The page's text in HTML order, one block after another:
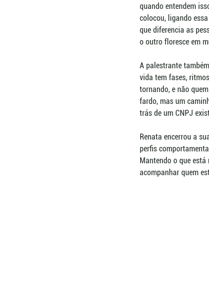
quando entendem
colocou, ligando
que diferencia as
o outro floresce em
A palestrante
vida tem fases,
tornando, e não
fardo, mas um
trás de um CNPJ
Renata encerrou a
perfis
Mantendo o que
acompanhar quem